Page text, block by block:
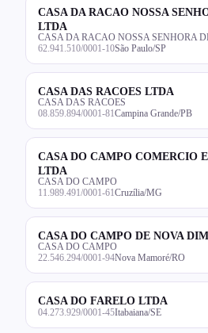
CASA DA RACAO NOSSA
LTDA
CASA DA RACAO NOSSA SENHORA
62.941.510/0001-10São Paulo/SP
CASA DAS RACOES LTDA
CASA DAS RACOES
08.859.894/0001-81 Campina Grande/PB
CASA DO CAMPO COMERCIO
LTDA
CASA DO CAMPO
11.989.491/0001-61 Cruzília/MG
CASA DO CAMPO DE NOVA
CASA DO CAMPO
22.546.294/0001-94Nova Mamoré/RO
CASA DO FARELO LTDA
04.273.929/0001-45Itabaiana/SE